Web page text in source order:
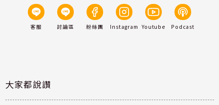
客服 討論區 粉絲團 Instagram Youtube Podcast
大家都說讚